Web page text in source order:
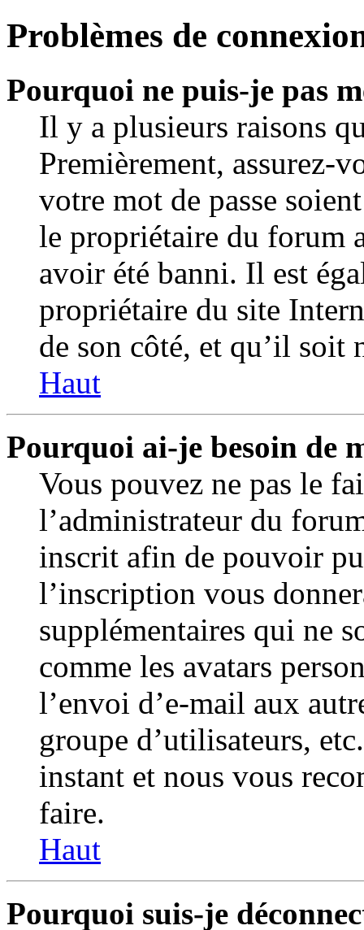
Problèmes de
Pourquoi ne puis-je pas
Il y a plusieurs raisons
Premièrement, assurez-
votre mot de passe
le propriétaire du forum
avoir été banni. Il est
propriétaire du site
de son côté, et qu’il soit
Haut
Pourquoi ai-je besoin de
Vous pouvez ne pas le
l’administrateur du
inscrit afin de pouvoir
l’inscription vous
supplémentaires qui ne
comme les avatars
l’envoi d’e-mail aux
groupe d’utilisateurs,
instant et nous vous
faire.
Haut
Pourquoi suis-je